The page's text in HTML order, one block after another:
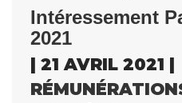
Intéressement
2021
| 21 AVRIL 2021 |